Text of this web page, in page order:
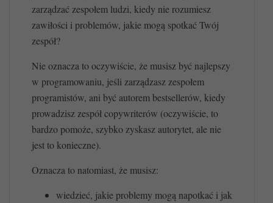
zarządzać zespołem ludzi, kiedy nie rozumiesz
zawiłości i problemów, jakie mogą spotkać Twój
zespół?
Nie oznacza to oczywiście, że musisz być najlepszy
w programowaniu, jeśli zarządzasz zespołem
programistów, ani być autorem bestsellerów, kiedy
prowadzisz zespół copywriterów (oczywiście, to
bardzo pomoże, szybko zyskasz autorytet, ale nie
jest to konieczne).
Oznacza to natomiast, że musisz:
wiedzieć, jakie problemy mogą napotkać i jak